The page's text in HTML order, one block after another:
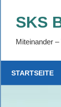
InhaltSKS
Miteinander
STARTSEITE